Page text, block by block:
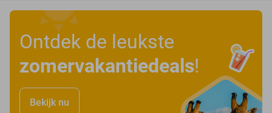
Ontdek de leukste
zomervakantiedeals!
Bekijk nu